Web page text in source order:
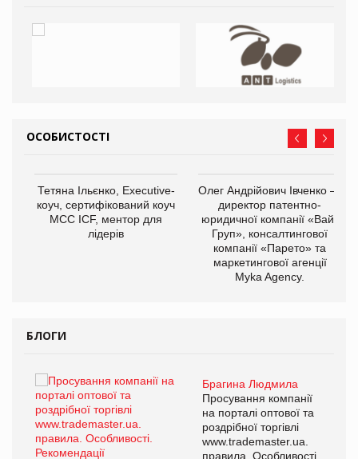
ОСОБИСТОСТІ
Тетяна Ільєнко, Executive-
коуч, сертифікований коуч
МСС ICF, ментор для
лідерів
Олег Андрійович Івченко —
директор патентно-
юридичної компанії «Вайз
Груп», консалтингової
компанії «Парето» та
маркетингової агенції
Myka Agency.
БЛОГИ
Брагина Людмила
Просування компанії
на порталі оптової та
роздрібної торгівлі
www.trademaster.ua.
правила. Особливості.